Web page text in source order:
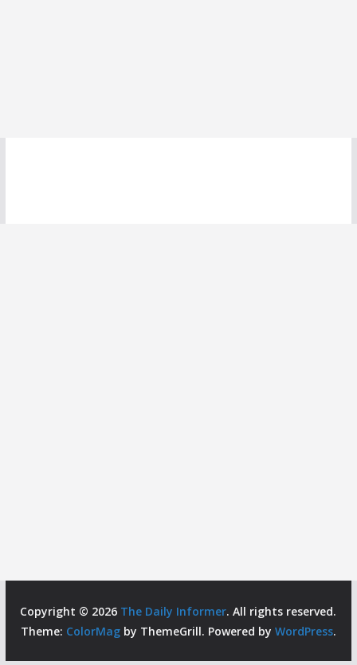
Copyright © 2026 The Daily Informer. All rights reserved.
Theme: ColorMagby ThemeGrill. Powered by WordPress.